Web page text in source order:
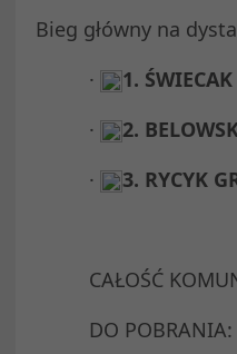
Bieg główny na
·
1.
·
2.
·
3. RYCYK
CAŁOŚĆ
DO POBRANIA: